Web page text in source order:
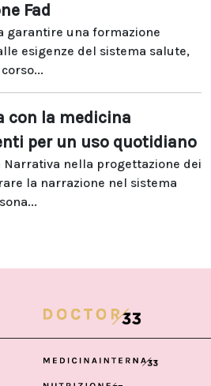
Fad
garantire una formazione
esigenze del sistema salute,
con la medicina
per un uso quotidiano
nella progettazione dei
la narrazione nel sistema